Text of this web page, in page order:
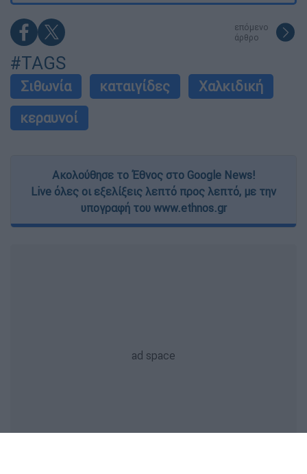
επόμενο
άρθρο
#TAGS
Σιθωνία καταιγίδες
Χαλκιδική
κεραυνοί
Ακολούθησε το Έθνος στο Google News!
Live όλες οι εξελίξεις λεπτό προς λεπτό, με την
υπογραφή του www.ethnos.gr